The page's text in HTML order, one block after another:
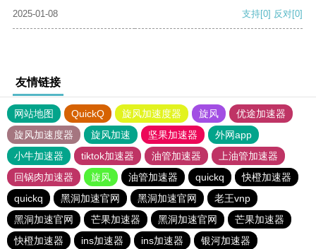
2025-01-08
支持[0] 反对[0]
友情链接
网站地图 QuickQ 旋风加速度器 旋风
优途加速器
旋风加速度器
旋风加速 坚果加速器
外网app
小牛加速器
tiktok加速器 油管加速器
上油管加速器
回锅肉加速器
旋风 油管加速器 quickq
快橙加速器
quickq
黑洞加速官网 黑洞加速官网
老王vnp
黑洞加速官网
芒果加速器 黑洞加速官网
芒果加速器
快橙加速器
ins加速器 ins加速器 银河加速器